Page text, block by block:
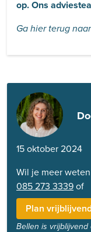
op. Ons
Ga hier terug
15 oktober 2024
Wil je meer
085 273 3339of
Plan
Bellen is